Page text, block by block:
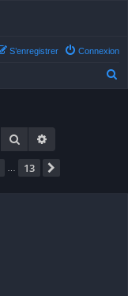
Connexion
S’enregistrer
Rechercher
13